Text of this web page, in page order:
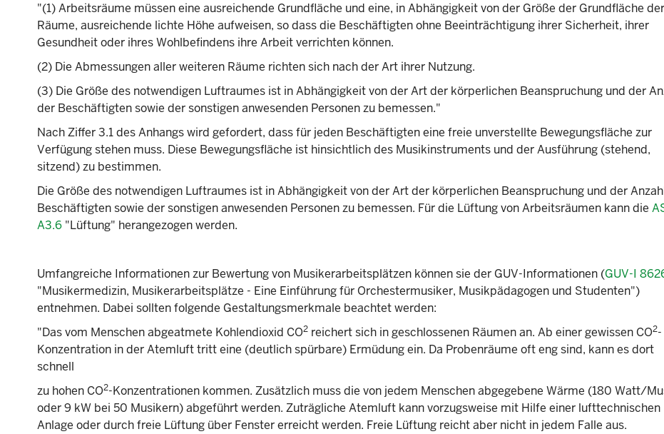
"(1) Arbeitsräume müssen eine ausreichende Grundfläche und eine, in Abhängigkeit von der Größe der Grundfläche der
Räume, ausreichende lichte Höhe aufweisen, so dass die Beschäftigten ohne Beeinträchtigung ihrer Sicherheit, ihrer
Gesundheit oder ihres Wohlbefindens ihre Arbeit verrichten können.
(2) Die Abmessungen aller weiteren Räume richten sich nach der Art ihrer Nutzung.
(3) Die Größe des notwendigen Luftraumes ist in Abhängigkeit von der Art der körperlichen Beanspruchung und der
der Beschäftigten sowie der sonstigen anwesenden Personen zu bemessen."
Nach Ziffer 3.1 des Anhangs wird gefordert, dass für jeden Beschäftigten eine freie unverstellte Bewegungsfläche zur
Verfügung stehen muss. Diese Bewegungsfläche ist hinsichtlich des Musikinstruments und der Ausführung (stehend,
sitzend) zu bestimmen.
Die Größe des notwendigen Luftraumes ist in Abhängigkeit von der Art der körperlichen Beanspruchung und der
Beschäftigten sowie der sonstigen anwesenden Personen zu bemessen. Für die Lüftung von Arbeitsräumen kann die
A3.6 "Lüftung" herangezogen werden.
Umfangreiche Informationen zur Bewertung von Musikerarbeitsplätzen können sie der GUV-Informationen (GUV-I
"Musikermedizin, Musikerarbeitsplätze - Eine Einführung für Orchestermusiker, Musikpädagogen und Studenten")
entnehmen. Dabei sollten folgende Gestaltungsmerkmale beachtet werden:
"Das vom Menschen abgeatmete Kohlendioxid CO2 reichert sich in geschlossenen Räumen an. Ab einer gewissen CO2-
Konzentration in der Atemluft tritt eine (deutlich spürbare) Ermüdung ein. Da Probenräume oft eng sind, kann es dort
schnell
zu hohen CO2-Konzentrationen kommen. Zusätzlich muss die von jedem Menschen abgegebene Wärme (180 Watt/
oder 9 kW bei 50 Musikern) abgeführt werden. Zuträgliche Atemluft kann vorzugsweise mit Hilfe einer lufttechnischen
Anlage oder durch freie Lüftung über Fenster erreicht werden. Freie Lüftung reicht aber nicht in jedem Falle aus.